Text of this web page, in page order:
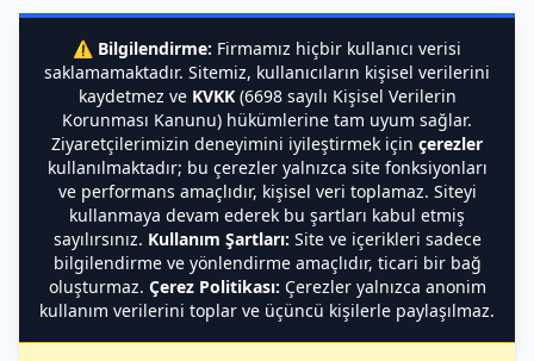
⚠️ Bilgilendirme: Firmamız hiçbir kullanıcı verisi
saklamamaktadır. Sitemiz, kullanıcıların kişisel verilerini
kaydetmez ve KVKK(6698 sayılı Kişisel Verilerin
Korunması Kanunu) hükümlerine tam uyum sağlar.
Ziyaretçilerimizin deneyimini iyileştirmek için çerezler
kullanılmaktadır; bu çerezler yalnızca site fonksiyonları
ve performans amaçlıdır, kişisel veri toplamaz. Siteyi
kullanmaya devam ederek bu şartları kabul etmiş
sayılırsınız. Kullanım Şartları: Site ve içerikleri sadece
bilgilendirme ve yönlendirme amaçlıdır, ticari bir bağ
oluşturmaz. Çerez Politikası: Çerezler yalnızca anonim
kullanım verilerini toplar ve üçüncü kişilerle paylaşılmaz.